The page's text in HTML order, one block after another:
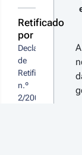
Retificado
por
Declaração
de
Retificação
n.º
2/2004